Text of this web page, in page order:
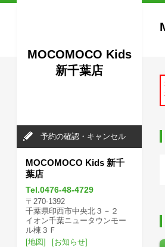
MOCOMOCO Kids
新千葉店
予約の確認・キャンセル
MOCOMOCO Kids 新千
葉店
Tel.0476-48-4729
〒270-1392
千葉県印西市中央北３－２
イオン千葉ニュータウンモー
ル棟３Ｆ
[地図]
[お知らせ]